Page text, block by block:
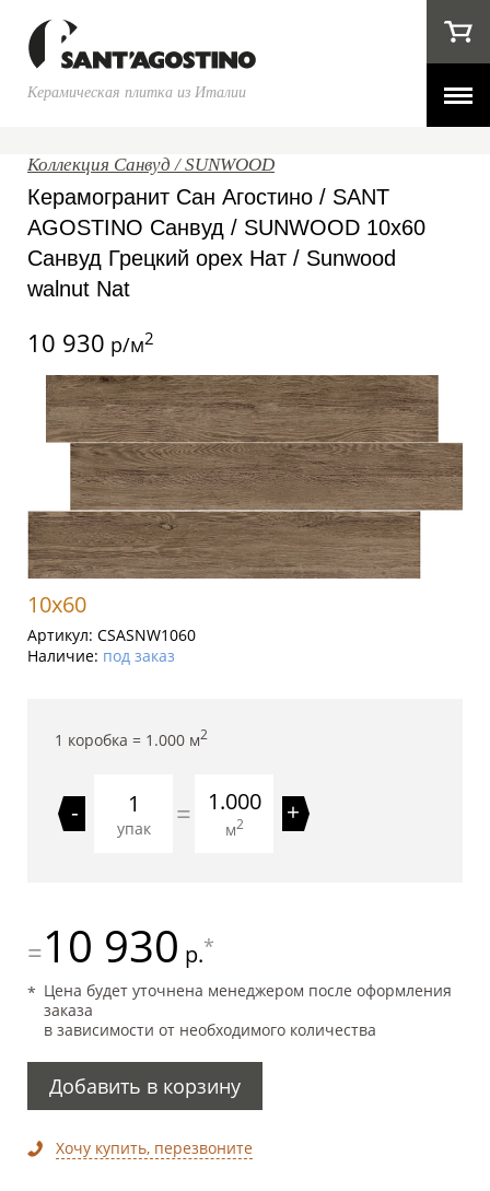
Керамическая плитка из Италии
Коллекция Санвуд / SUNWOOD
Керамогранит Сан Агостино / SANT
AGOSTINO Санвуд / SUNWOOD 10x60
Санвуд Грецкий орех Нат / Sunwood
walnut Nat
10 930 р/м2
10x60
Артикул: CSASNW1060
Наличие: под заказ
1 коробка = 1.000 м2
-
упак = 1.000
м2 +
=10 930 р.*
Цена будет уточнена менеджером после оформления
заказа
в зависимости от необходимого количества
Добавить в корзину
Хочу купить, перезвоните